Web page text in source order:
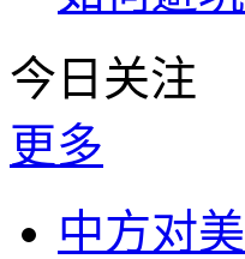
今日关注
更多
中方对